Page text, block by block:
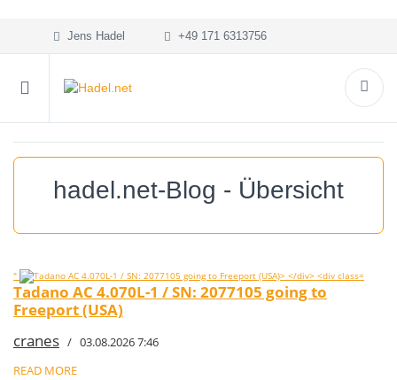
Jens Hadel +49 171 6313756
hadel.net-Blog - Übersicht
"
Tadano AC 4.070L-1 / SN: 2077105 going to
Freeport (USA)
cranes / 03.08.2026 7:46
READ MORE